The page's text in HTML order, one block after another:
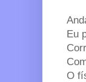
Eu
O